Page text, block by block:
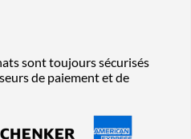
sont toujours sécurisés
de paiement et de